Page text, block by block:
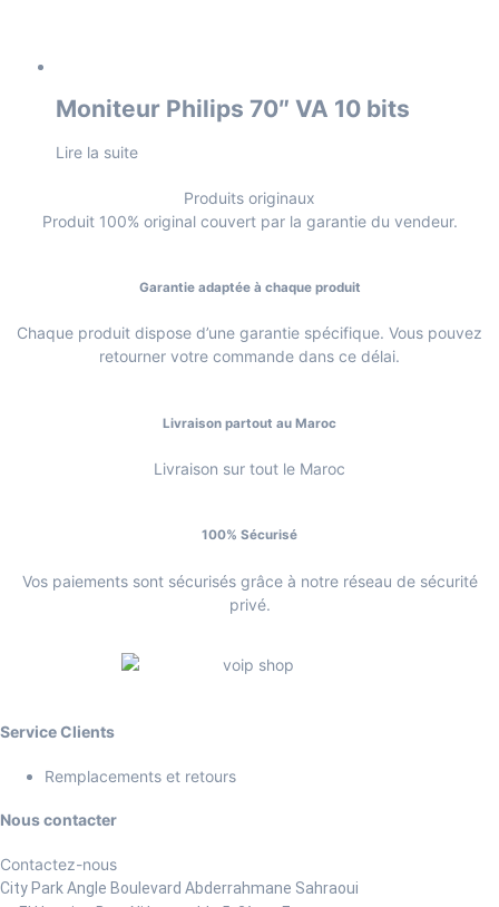
Moniteur Philips 70″ VA 10 bits
Lire la suite
Produits originaux
Produit 100% original couvert par la garantie du vendeur.
Garantie adaptée à chaque produit
Chaque produit dispose d’une garantie spécifique. Vous pouvez
retourner votre commande dans ce délai.
Livraison partout au Maroc
Livraison sur tout le Maroc
100% Sécurisé
Vos paiements sont sécurisés grâce à notre réseau de sécurité
privé.
Service Clients
Remplacements et retours
Nous contacter
Contactez-nous
City Park Angle Boulevard Abderrahmane Sahraoui